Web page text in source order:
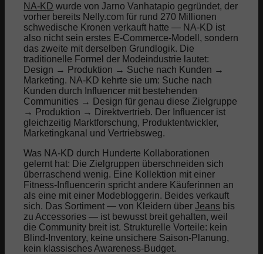
NA-KD wurde von Jarno Vanhatapio gegründet, der
vorher bereits Nelly.com für rund 270 Millionen
schwedische Kronen verkauft hatte — NA-KD ist
also nicht sein erstes E-Commerce-Modell, sondern
das zweite mit derselben Grundlogik. Die
traditionelle Formel der Modeindustrie lautet:
Design → Produktion → Suche nach Kunden →
Marketing. NA-KD kehrte sie um: Suche nach
Kunden durch Influencer mit bestehenden
Communities → Design für genau diese Zielgruppe
→ Produktion → Direktvertrieb. Der Influencer ist
gleichzeitig Marktforschung, Produktentwickler,
Marketingkanal und Vertriebsweg.
Was NA-KD durch Hunderte Kollaborationen
gelernt hat: Die Zielgruppen überschneiden sich
überraschend wenig. Eine Kollektion mit einer
Fitness-Influencerin spricht andere Käuferinnen an
als eine mit einer Modebloggerin. Beides verkauft
sich. Das Sortiment — von Kleidern überJeans bis
zu Accessories — ist bewusst breit gehalten, weil
die Community breit ist. Strukturelle Vorteile: kein
Blind-Inventory, keine unsichere Saison-Planung,
kein klassisches Awareness-Budget.